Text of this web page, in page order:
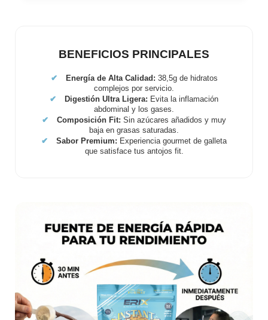
BENEFICIOS PRINCIPALES
✔ Energía de Alta Calidad: 38,5g de hidratos
complejos por servicio.
✔ Digestión Ultra Ligera: Evita la inflamación
abdominal y los gases.
✔ Composición Fit: Sin azúcares añadidos y muy
baja en grasas saturadas.
✔ Sabor Premium: Experiencia gourmet de galleta
que satisface tus antojos fit.